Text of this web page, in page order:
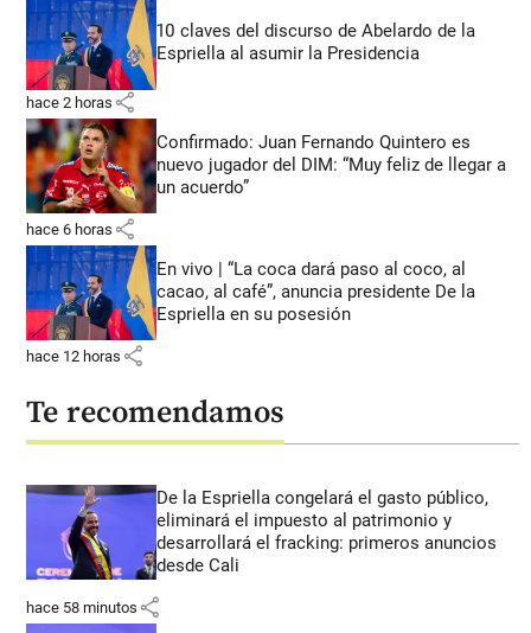
10 claves del discurso de Abelardo de la
Espriella al asumir la Presidencia
hace 2 horas share
Confirmado: Juan Fernando Quintero es
nuevo jugador del DIM: “Muy feliz de llegar a
un acuerdo”
hace 6 horas share
En vivo | “La coca dará paso al coco, al
cacao, al café”, anuncia presidente De la
Espriella en su posesión
hace 12 horas share
Te recomendamos
De la Espriella congelará el gasto público,
eliminará el impuesto al patrimonio y
desarrollará el fracking: primeros anuncios
desde Cali
hace 58 minutos share